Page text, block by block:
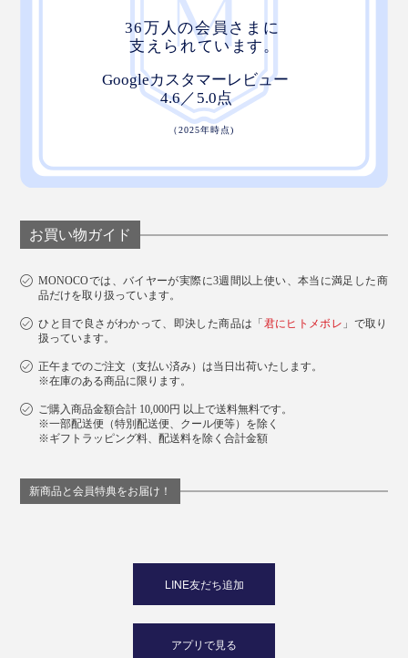
お買い物ガイド
MONOCOでは、バイヤーが実際に3週間以上使い、本当に満足した商
品だけを取り扱っています。
ひと目で良さがわかって、即決した商品は「君にヒトメボレ 」で取り
扱っています。
正午までのご注文（支払い済み）は当日出荷いたします。
※在庫のある商品に限ります。
ご購入商品金額合計 10,000円 以上で送料無料です。
※一部配送便（特別配送便、クール便等）を除く
※ギフトラッピング料、配送料を除く合計金額
新商品と会員特典をお届け！
LINE友だち追加
アプリで見る